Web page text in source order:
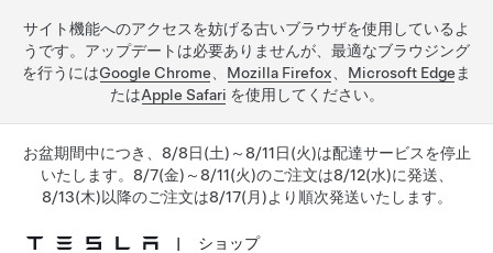
サイト機能へのアクセスを妨げる古いブラウザを使用しているよ
うです。アップデートは必要ありませんが、最適なブラウジング
を行うにはGoogle Chrome Mozilla Firefox Microsoft Edge ま
たはApple Safari を使用してください。
お盆期間中につき、8/8日(土)～8/11日(火)は配達サービスを停止
いたします。8/7(金)～8/11(火)のご注文は8/12(水)に発送、
8/13(木)以降のご注文は8/17(月)より順次発送いたします。
| ショップ